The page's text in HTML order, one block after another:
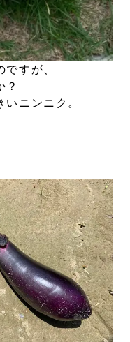
すが、
？
ニンニク。